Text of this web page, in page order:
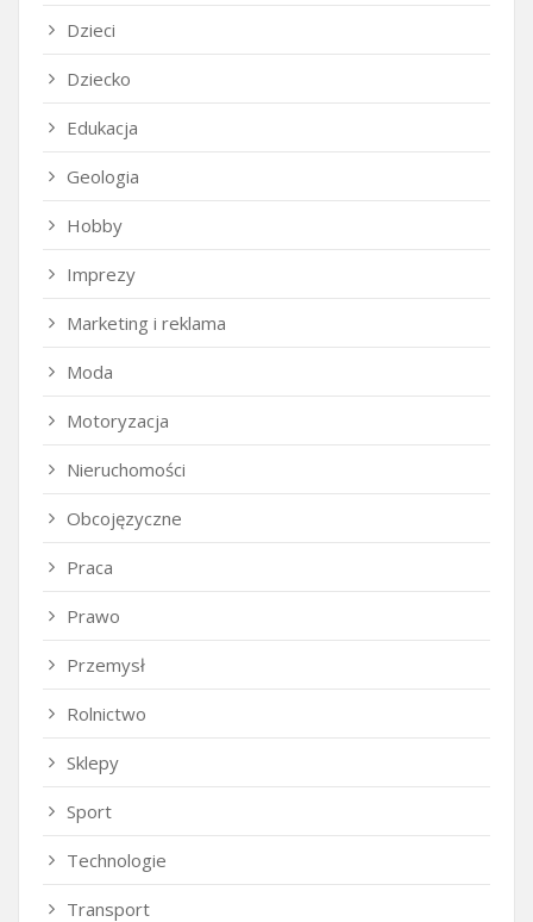
Dzieci
Dziecko
Edukacja
Geologia
Hobby
Imprezy
Marketing i reklama
Moda
Motoryzacja
Nieruchomości
Obcojęzyczne
Praca
Prawo
Przemysł
Rolnictwo
Sklepy
Sport
Technologie
Transport